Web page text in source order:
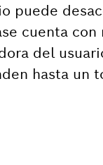
puede
cuenta
del
hasta un